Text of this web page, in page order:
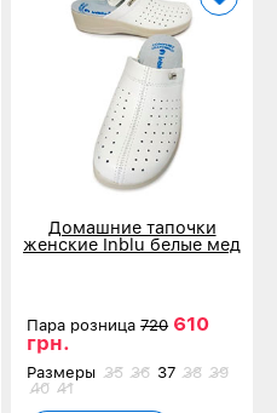
Домашние тапочки
женские Inblu белые мед
Пара розница720 610
грн.
Размеры 35 36 37 38 39
40 41